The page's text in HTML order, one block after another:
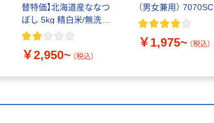
替特価】北海道産ななつ
ぼし 5kg 精白米/無洗米
令和7年産 米 木徳神糧
￥2,950~ （税込）
（男女兼用） 7070SC
￥1,975~ （税込）